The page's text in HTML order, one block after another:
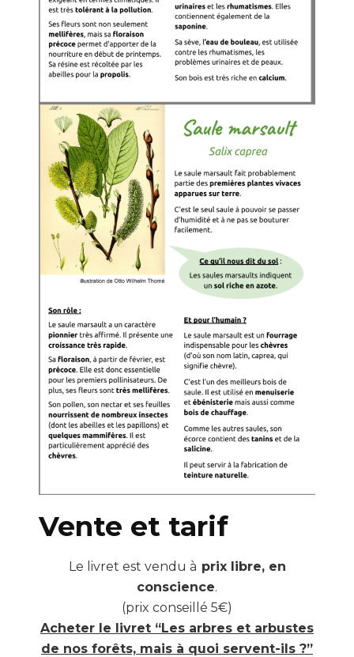
Vente et tarif
Le livret est vendu à prix libre, en
conscience.
(prix conseillé 5€)
Acheter le livret “Les arbres et arbustes
de nos forêts, mais à quoi servent-ils ?”